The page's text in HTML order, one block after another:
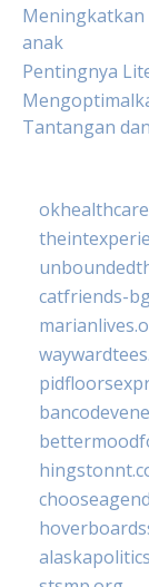
Meningkatkan
anak
Pentingnya
Tantangan
catfriends-